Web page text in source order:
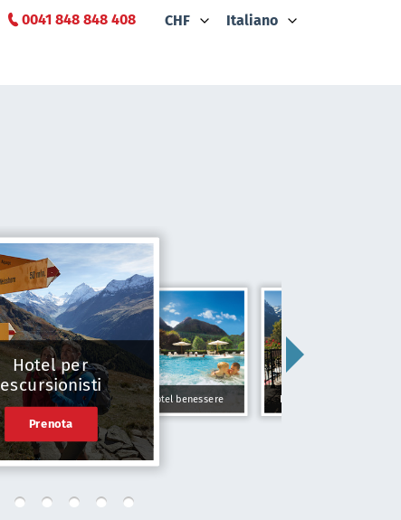
0041 848 848 408 CHF Italiano
Hotel per
escursionisti
Prenota
Hotel benessere Hotel Tipici Svizzeri